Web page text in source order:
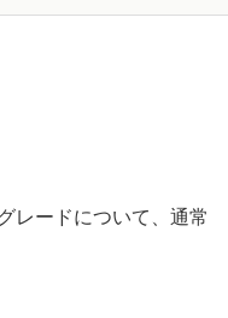
レードについて、通常